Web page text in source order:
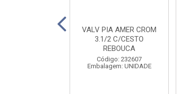
VALV PIA AMER CROM
3.1/2 C/CESTO
REBOUCA
Código: 232607
Embalagem: UNIDADE